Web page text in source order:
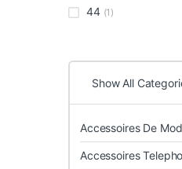
44 (1)
Show All
Accessoires De
Accessoires